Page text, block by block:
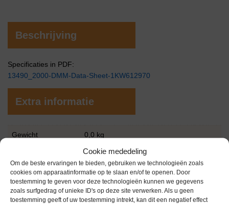
Cookie mededeling
Om de beste ervaringen te bieden, gebruiken we technologieën zoals
cookies om apparaatinformatie op te slaan en/of te openen. Door
toestemming te geven voor deze technologieën kunnen we gegevens
zoals surfgedrag of unieke ID's op deze site verwerken. Als u geen
toestemming geeft of uw toestemming intrekt, kan dit een negatief effect
Beschrijving
Specificaties in PDF:
13490_2000-DMM-Data-Sheet-1KW612970
Extra informatie
Gewicht 0,0 kg
Gebruikt